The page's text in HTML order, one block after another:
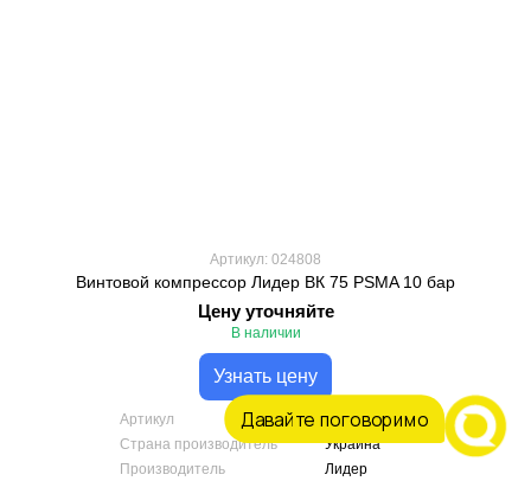
Артикул: 024808
Винтовой компрессор Лидер ВК 75 PSMA 10 бар
Цену уточняйте
В наличии
Узнать цену
Артикул
024808
Страна производитель
Украина
Производитель
Лидер
Давайте поговоримо